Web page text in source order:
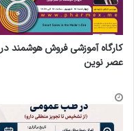
کارگاه آموزشی فروش هوشمند در
عصر نوین